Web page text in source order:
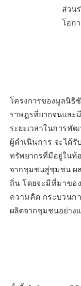
ส่วน
โอก
โครงการของมูลนิธิ
ราษฎรที่ยากจนและ
ระยะเวลาในการพัฒ
ผู้ดำเนินการ จะได้
ทรัพยากรที่มีอยู่ในท้
จากชุมชนสู่ชุมชน ผ
ถิ่น โดยจะมีที่มาขอ
ความคิด กระบวนกา
ผลิตจากชุมชนอย่าง